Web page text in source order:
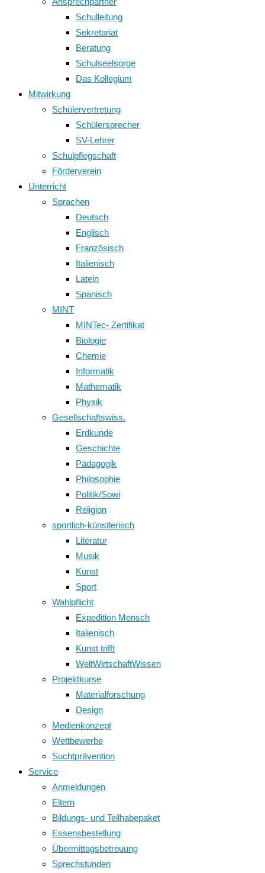
Schulleitung
Sekretariat
Beratung
Schulseelsorge
Das Kollegium
Mitwirkung
Schülervertretung
Schülersprecher
SV-Lehrer
Schulpflegschaft
Förderverein
Unterricht
Sprachen
Deutsch
Englisch
Französisch
Italienisch
Latein
Spanisch
MINT
MINTec- Zertifikat
Biologie
Chemie
Informatik
Mathematik
Physik
Gesellschaftswiss.
Erdkunde
Geschichte
Pädagogik
Philosophie
Politik/Sowi
Religion
sportlich-künstlerisch
Literatur
Musik
Kunst
Sport
Wahlpflicht
Expedition Mensch
Italienisch
Kunst trifft
WeltWirtschaftWissen
Projektkurse
Materialforschung
Design
Medienkonzept
Wettbewerbe
Suchtprävention
Service
Anmeldungen
Eltern
Bildungs- und Teilhabepaket
Essensbestellung
Übermittagsbetreuung
Sprechstunden